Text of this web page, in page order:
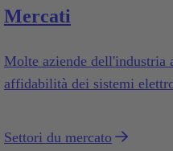
Mercati
Molte aziende
affidabilità dei sistemi
Settori du mercato